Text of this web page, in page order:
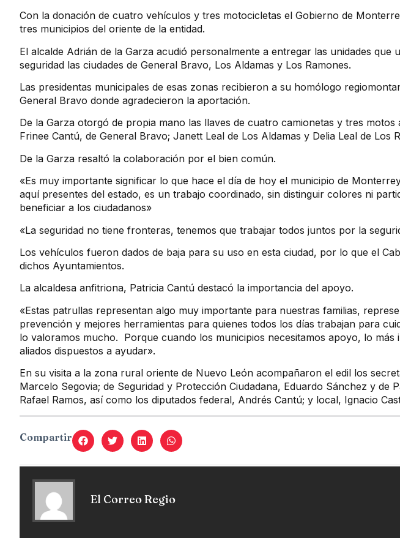
Con la donación de cuatro vehículos y tres motocicletas el Gobierno de
tres municipios del oriente de la entidad.
El alcalde Adrián de la Garza acudió personalmente a entregar las unidades que
seguridad las ciudades de General Bravo, Los Aldamas y Los Ramones.
Las presidentas municipales de esas zonas recibieron a su homólogo
General Bravo donde agradecieron la aportación.
De la Garza otorgó de propia mano las llaves de cuatro camionetas y tres motos
Frinee Cantú, de General Bravo; Janett Leal de Los Aldamas y Delia Leal de Los
De la Garza resaltó la colaboración por el bien común.
«Es muy importante significar lo que hace el día de hoy el municipio de
aquí presentes del estado, es un trabajo coordinado, sin distinguir colores ni
beneficiar a los ciudadanos»
«La seguridad no tiene fronteras, tenemos que trabajar todos juntos por la
Los vehículos fueron dados de baja para su uso en esta ciudad, por lo que el
dichos Ayuntamientos.
La alcaldesa anfitriona, Patricia Cantú destacó la importancia del apoyo.
«Estas patrullas representan algo muy importante para nuestras familias,
prevención y mejores herramientas para quienes todos los días trabajan para
lo valoramos mucho. Porque cuando los municipios necesitamos apoyo, lo
aliados dispuestos a ayudar».
En su visita a la zona rural oriente de Nuevo León acompañaron el edil los
Marcelo Segovia; de Seguridad y Protección Ciudadana, Eduardo Sánchez y de
Rafael Ramos, así como los diputados federal, Andrés Cantú; y local, Ignacio
Compartir
El Correo Regio